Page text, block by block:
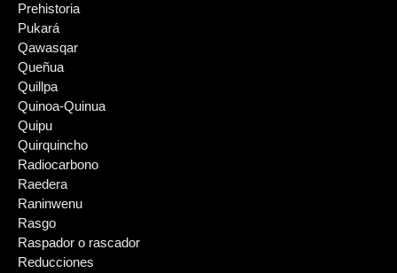
Prehistoria
Pukará
Qawasqar
Queñua
Quillpa
Quinoa-Quinua
Quipu
Quirquincho
Radiocarbono
Raedera
Raninwenu
Rasgo
Raspador o rascador
Reducciones